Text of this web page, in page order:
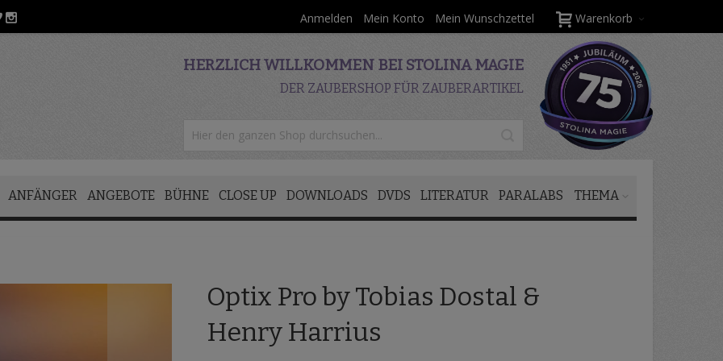
Warenkorb
Anmelden Mein Konto Mein Wunschzettel
HERZLICH WILLKOMMEN BEI STOLINA MAGIE
DER ZAUBERSHOP FÜR ZAUBERARTIKEL
ANFÄNGER ANGEBOTE BÜHNE CLOSE UP DOWNLOADS DVDS LITERATUR PARALABS THEMA
Optix Pro by Tobias Dostal &
Henry Harrius